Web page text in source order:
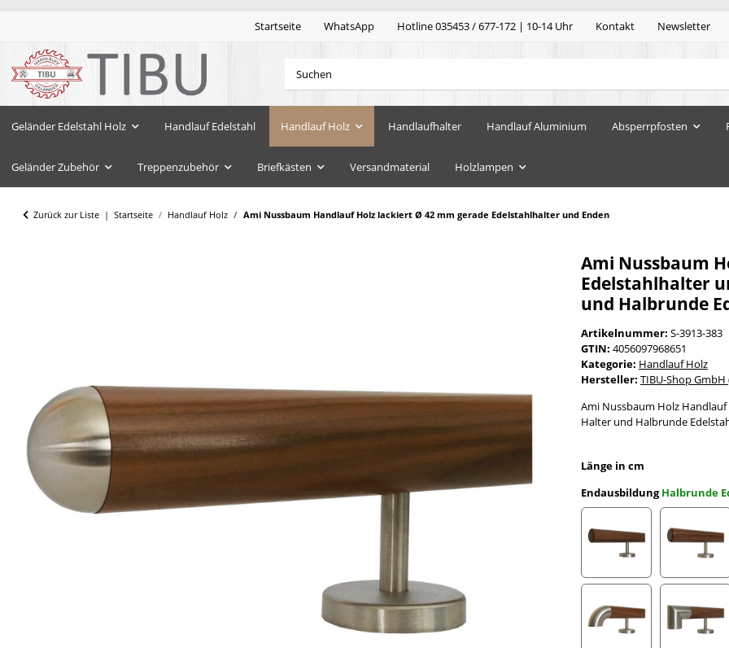
Startseite WhatsApp Hotline 035453 / 677-172 | 10-14 Uhr Kontakt Newsletter
Geländer Edelstahl Holz Handlauf Edelstahl Handlauf Holz Handlaufhalter Handlauf Aluminium Absperrpfosten
Geländer Zubehör Treppenzubehör Briefkästen Versandmaterial Holzlampen
Zurück zur Liste Startseite Handlauf Holz Ami Nussbaum Handlauf Holz lackiert Ø 42 mm gerade Edelstahlhalter und Enden
Ami Nussbaum
Edelstahlhalter
und Halbrunde
Artikelnummer: S-3913-383
GTIN: 4056097968651
Kategorie: Handlauf Holz
Hersteller: TIBU-Shop
Ami Nussbaum Holz
Halter und Halbrunde
Länge in cm
EndausbildungHalbrunde
gefast